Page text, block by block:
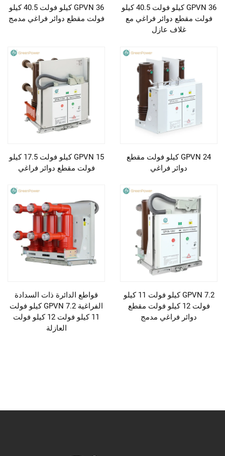
GPVN 36 كيلو فولت 40.5 كيلو
فولت مقطع دوائر فراغي مع
غلاف عازل
GPVN 36 كيلو فولت 40.5 كيلو
فولت مقطع دوائر فراغي مدمج
GPVN 24 كيلو فولت مقطع
دوائر فراغي
GPVN 15 كيلو فولت 17.5 كيلو
فولت مقطع دوائر فراغي
GPVN 7.2 كيلو فولت 11 كيلو
فولت 12 كيلو فولت مقطع
دوائر فراغي مدمج
قواطع الدائرة ذات السدادة
الفراغية GPVN 7.2 كيلو فولت
11 كيلو فولت 12 كيلو فولت
العازلة